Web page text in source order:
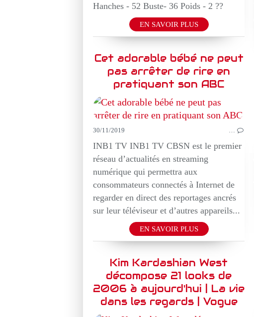
Hanches - 52 Buste- 36 Poids - 2 ??
EN SAVOIR PLUS
Cet adorable bébé ne peut
pas arrêter de rire en
pratiquant son ABC
30/11/2019
INB1 TV INB1 TV CBSN est le premier
réseau d’actualités en streaming
numérique qui permettra aux
consommateurs connectés à Internet de
regarder en direct des reportages ancrés
sur leur téléviseur et d’autres appareils...
EN SAVOIR PLUS
Kim Kardashian West
décompose 21 looks de
2006 à aujourd'hui | La vie
dans les regards | Vogue